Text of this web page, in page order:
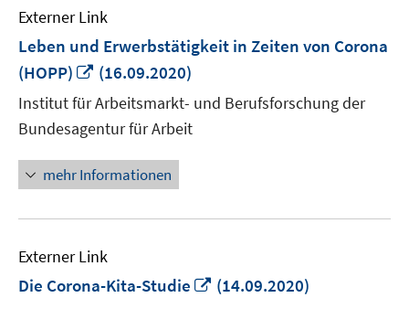
Externer Link
Leben und Erwerbstätigkeit in Zeiten von Corona
(HOPP)
In
neuem
Fenster
öffnen
(16.09.2020)
Institut für Arbeitsmarkt- und Berufsforschung der
Bundesagentur für Arbeit
mehr Informationen
Externer Link
Die Corona-Kita-Studie
In
(14.09.2020)